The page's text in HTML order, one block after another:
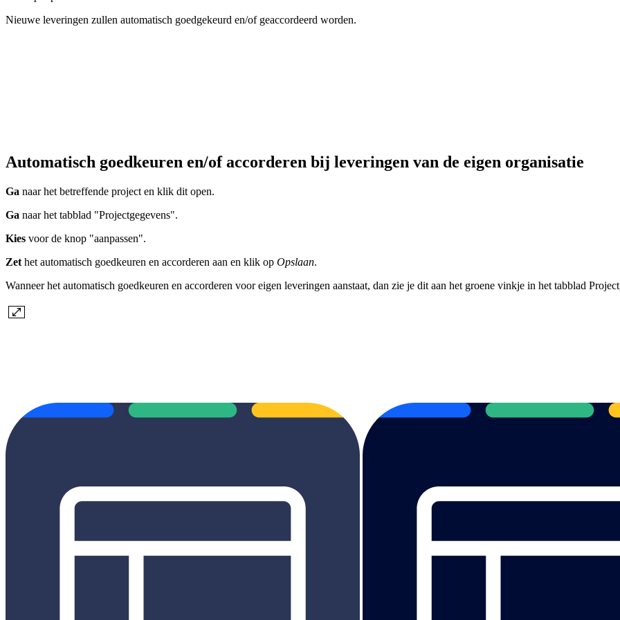
Nieuwe leveringen zullen automatisch goedgekeurd en/of geaccordeerd worden.
Automatisch goedkeuren en/of accorderen bij leveringen van de eigen organisatie
Ga naar het betreffende project en klik dit open.
Ga naar het tabblad "Projectgegevens".
Kies voor de knop "aanpassen".
Zet het automatisch goedkeuren en accorderen aan en klik op Opslaan.
Wanneer het automatisch goedkeuren en accorderen voor eigen leveringen aanstaat, dan zie je dit aan het groene vinkje in het tabblad